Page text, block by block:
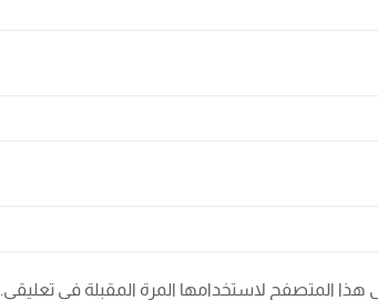
هذا المتصفح لاستخدامها المرة المقبلة في تعليقي.